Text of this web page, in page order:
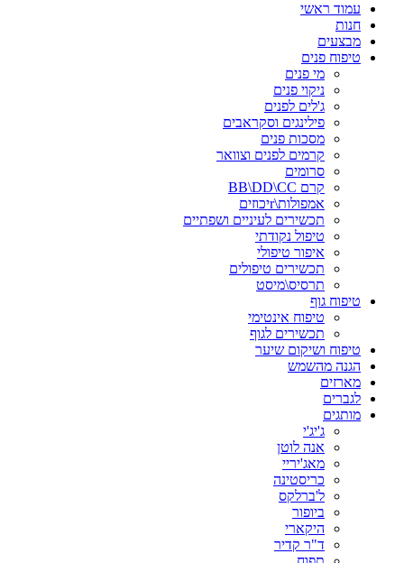
עמוד ראשי
חנות
מבצעים
טיפוח פנים
מי פנים
ניקוי פנים
ג'לים לפנים
פילינגים וסקראבים
מסכות פנים
קרמים לפנים וצוואר
סרומים
קרם BB\DD\CC
אמפולות\rיכוזים
תכשירים לעיניים ושפתיים
טיפול נקודתי
איפור טיפולי
תכשירים טיפולים
תרסיס\מיסט
טיפוח גוף
טיפוח אינטימי
תכשירים לגוף
טיפוח ושיקום שיער
הגנה מהשמש
מארזים
לגברים
מותגים
ג'יג'י
אנה לוטן
מאג'יריי
כריסטינה
ל'ברלקס
ביופור
היקארי
ד"ר קדיר